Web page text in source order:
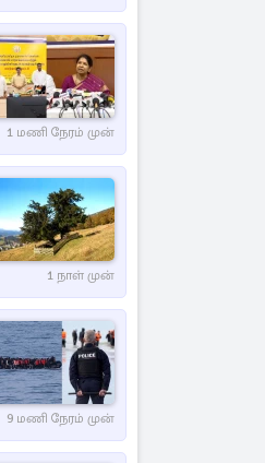
1 மணி நேரம் முன்
1 நாள் முன்
9 மணி நேரம் முன்